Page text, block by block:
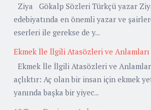
Ziya Gökalp Sözleri Türkçü yazar
edebiyatında en önemli yazar ve
eserleri ile gerekse de y...
Ekmek İle İlgili Atasözleri ve Anlamları
Ekmek İle İlgili Atasözleri ve
açlıktır: Aç olan bir insan için ekmek
yanında başka bir yiyec...